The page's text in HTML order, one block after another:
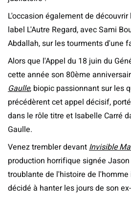
L'occasion également de
label L'Autre Regard, avec Sami
Abdallah, sur les tourments d'une
Alors que l'Appel du 18 juin du
cette année son 80ème
Gaulle, biopic passionnant sur les
précédèrent cet appel décisif,
dans le rôle titre et Isabelle Carré
Gaulle.
Venez trembler devantInvisible
production horrifique signée
troublante de l'histoire de
décidé à hanter les jours de son